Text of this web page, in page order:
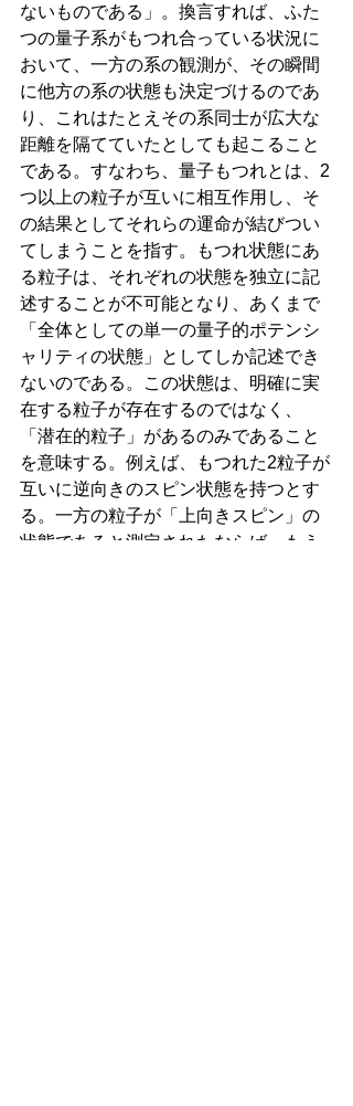
ないものである」。換言すれば、ふた
つの量子系がもつれ合っている状況に
おいて、一方の系の観測が、その瞬間
に他方の系の状態も決定づけるのであ
り、これはたとえその系同士が広大な
距離を隔てていたとしても起こること
である。すなわち、量子もつれとは、2
つ以上の粒子が互いに相互作用し、そ
の結果としてそれらの運命が結びつい
てしまうことを指す。もつれ状態にあ
る粒子は、それぞれの状態を独立に記
述することが不可能となり、あくまで
「全体としての単一の量子的ポテンシ
ャリティの状態」としてしか記述でき
ないのである。この状態は、明確に実
在する粒子が存在するのではなく、
「潜在的粒子」があるのみであること
を意味する。例えば、もつれた2粒子が
互いに逆向きのスピン状態を持つとす
る。一方の粒子が「上向きスピン」の
状態であると測定されたならば、もう